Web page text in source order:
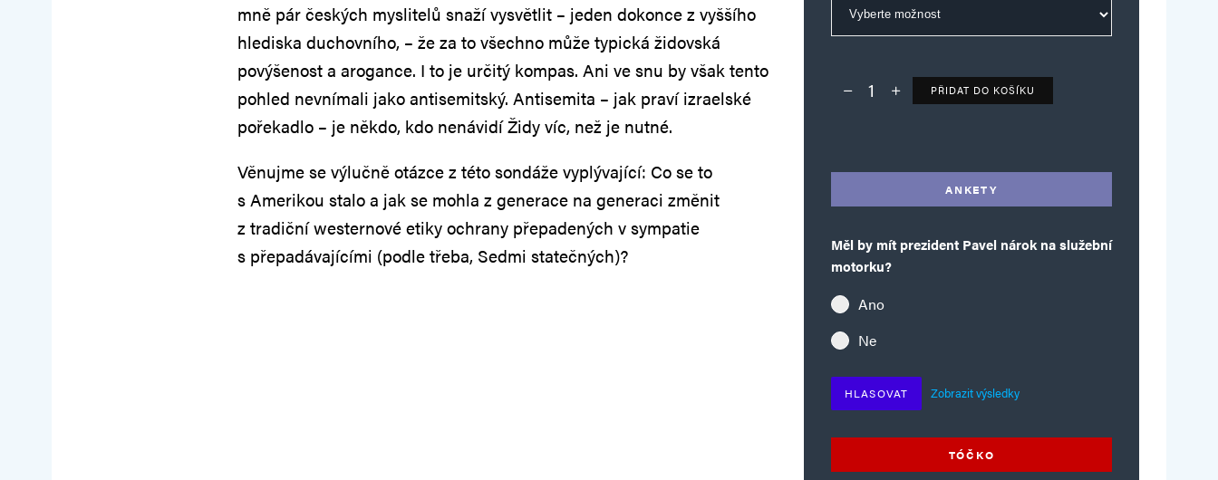
mně pár českých myslitelů snaží vysvětlit – jeden dokonce z vyššího
hlediska duchovního, – že za to všechno může typická židovská
povýšenost a arogance. I to je určitý kompas. Ani ve snu by však tento
pohled nevnímali jako antisemitský. Antisemita – jak praví izraelské
pořekadlo – je někdo, kdo nenávidí Židy víc, než je nutné.
Věnujme se výlučně otázce z této sondáže vyplývající: Co se to
s Amerikou stalo a jak se mohla z generace na generaci změnit
z tradiční westernové etiky ochrany přepadených v sympatie
s přepadávajícími (podle třeba, Sedmi statečných)?
Deník TO – verze bez reklam množství
PŘIDAT DO KOŠÍKU
ANKETY
Měl by mít prezident Pavel nárok na služební
motorku?
Ano
Ne
HLASOVAT Zobrazit výsledky
TÓČKO